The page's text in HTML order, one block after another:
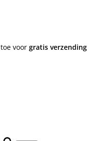
toe voor gratis verzending